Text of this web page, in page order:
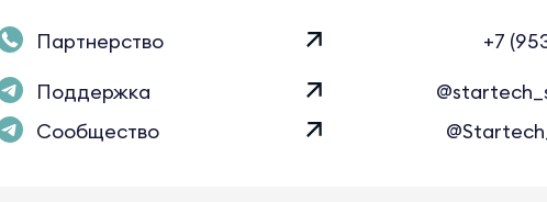
Партнерство
+7
Поддержка
Сообщество